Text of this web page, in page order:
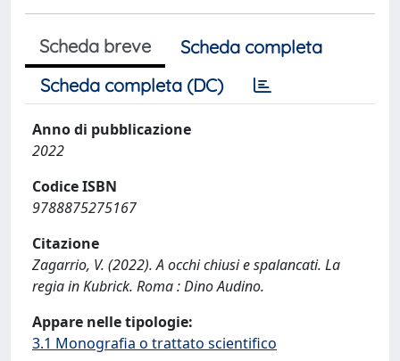
Scheda breve
Scheda completa
Scheda completa (DC)
Anno di pubblicazione
2022
Codice ISBN
9788875275167
Citazione
Zagarrio, V. (2022). A occhi chiusi e spalancati. La
regia in Kubrick. Roma : Dino Audino.
Appare nelle tipologie:
3.1 Monografia o trattato scientifico